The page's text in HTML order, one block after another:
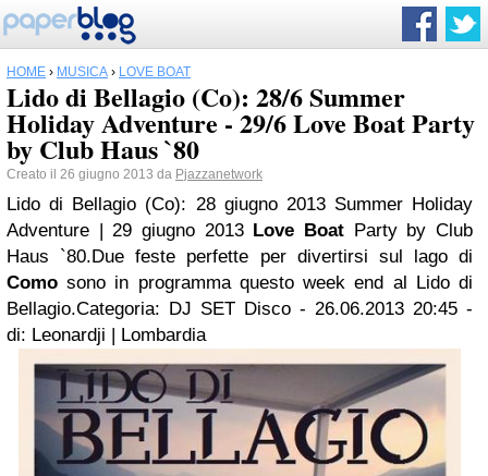
HOME › MUSICA › LOVE BOAT
Lido di Bellagio (Co): 28/6 Summer
Holiday Adventure - 29/6 Love Boat Party
by Club Haus `80
Creato il 26 giugno 2013 da Pjazzanetwork
Lido di Bellagio (Co): 28 giugno 2013 Summer Holiday
Adventure | 29 giugno 2013 Love Boat Party by Club
Haus `80.Due feste perfette per divertirsi sul lago di
Como sono in programma questo week end al Lido di
Bellagio.Categoria: DJ SET Disco - 26.06.2013 20:45 -
di: Leonardji | Lombardia